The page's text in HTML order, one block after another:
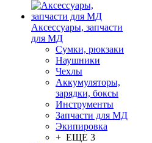
Аксессуары, запчасти
для МД
Сумки, рюкзаки
Наушники
Чехлы
Аккумуляторы,
зарядки, боксы
Инструменты
Запчасти для МД
Экипировка
+ ЕЩЕ 3